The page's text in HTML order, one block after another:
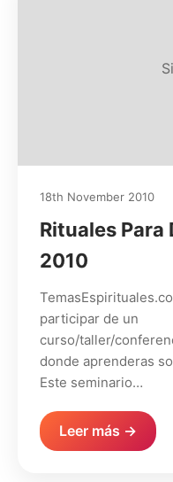
18th November 2010
Rituales Para
2010
participar de un
curso/taller/
donde aprenderas
Este seminario…
Leer más →